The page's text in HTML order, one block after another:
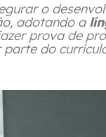
o
adotando a
prova de
do